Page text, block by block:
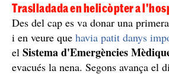
Traslladada en helicòpter a
Des del cap es va donar una
i en veure que havia patit danys
el Sistema d'Emergències
evacués la nena. Segons avança el